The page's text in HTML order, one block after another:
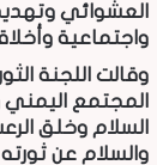
العشوائي
واجتماعية
وقالت اللجنة
المجتمع
السلام وخلق
والسلام عن